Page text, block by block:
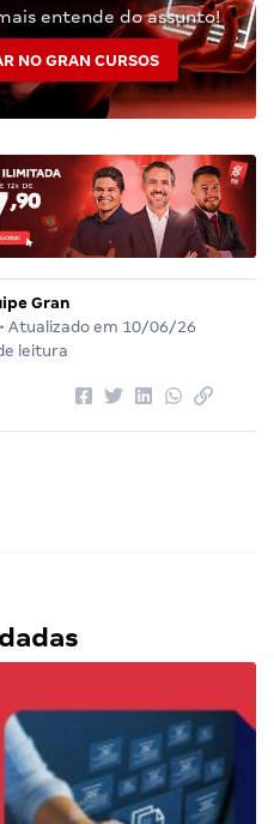
entende do assunto!
NO GRAN CURSOS
Gran
• Atualizado em 10/06/26
leitura